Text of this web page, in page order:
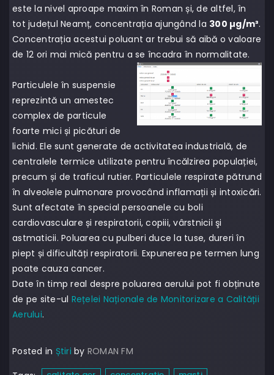
este la nivel aproape maxim în Roman și, de altfel, în
tot județul Neamț, concentrația ajungând la 300 µg/m³.
Concentrația acestui poluant ar trebui să aibă o valoare
de 12 ori mai mică pentru a se încadra în normalitate.
Particulele în suspensie
reprezintă un amestec
complex de particule
foarte mici și picături de
lichid. Ele sunt generate de activitatea industrială, de
centralele termice utilizate pentru încălzirea populației,
precum și de traficul rutier. Particulele respirate pătrund
în alveolele pulmonare provocând inflamații și intoxicări.
Sunt afectate în special persoanele cu boli
cardiovasculare și respiratorii, copiii, vârstnicii şi
astmaticii. Poluarea cu pulberi duce la tuse, dureri în
piept și dificultăți respiratorii. Expunerea pe termen lung
poate cauza cancer.
Date în timp real despre poluarea aerului pot fi obținute
de pe site-ul Rețelei Naționale de Monitorizare a Calității
Aerului.
Posted in Știri by ROMAN FM